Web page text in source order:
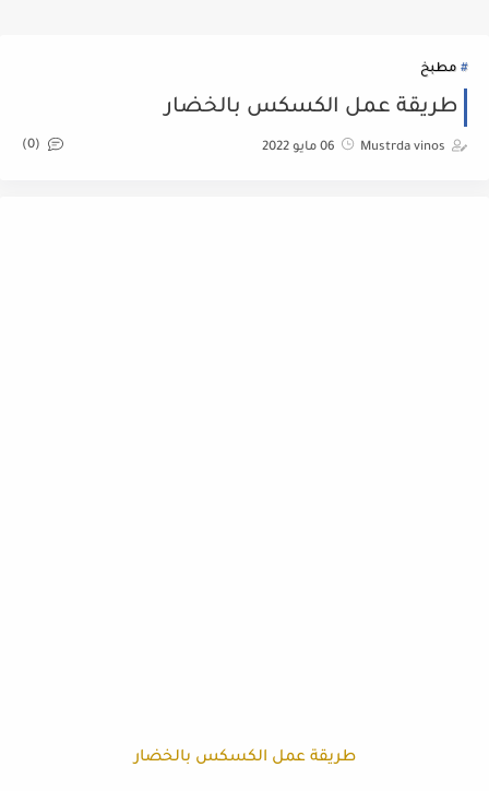
مطبخ
طريقة عمل الكسكس بالخضار
Mustrda vinos 06 مايو 2022 (0)
طريقة عمل الكسكس بالخضار